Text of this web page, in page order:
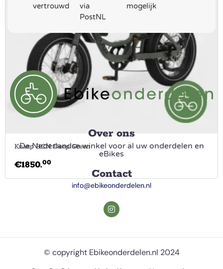
Knaap BCN Deep Green
€1850.00
vertrouwd
via
PostNL
mogelijk
Over ons
De Nederlandse winkel voor al uw onderdelen en
eBikes
Contact
info@ebikeonderdelen.nl
© copyright Ebikeonderdelen.nl 2024